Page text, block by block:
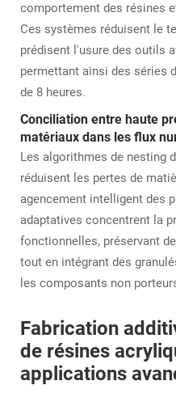
comportement des résines
Ces systèmes réduisent le
prédisent l'usure des outils
permettant ainsi des séries
de 8 heures.
Conciliation entre haute
matériaux dans les flux
Les algorithmes de nesting
réduisent les pertes de
agencement intelligent des
adaptatives concentrent la
fonctionnelles, préservant
tout en intégrant des
les composants non
Fabrication
de résines
applications